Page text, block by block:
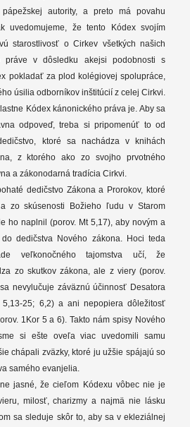
autority, a preto má povahu
uvedomujeme, že tento Kódex svojím
starostlivosť o Cirkev všetkých našich
práve v dôsledku akejsi podobnosti s
pokladať za plod kolégiovej spolupráce,
úsilia odborníkov inštitúcií z celej Cirkvi.
Kódex kánonického práva je. Aby sa
odpoveď, treba si pripomenúť to od
ktoré sa nachádza v knihách
z ktorého ako zo svojho prvotného
a zákonodarná tradícia Cirkvi.
dedičstvo Zákona a Prorokov, ktoré
zo skúsenosti Božieho ľudu v Starom
ho naplnil (porov. Mt 5,17), aby novým a
dedičstva Nového zákona. Hoci teda
veľkonočného tajomstva učí, že
zo skutkov zákona, ale z viery (porov.
nevylučuje záväznú účinnosť Desatora
5,13-25; 6,2) a ani nepopiera dôležitosť
1Kor 5 a 6). Takto nám spisy Nového
si ešte oveľa viac uvedomili samu
chápali zväzky, ktoré ju užšie spájajú so
samého evanjelia.
jasné, že cieľom Kódexu vôbec nie je
milosť, charizmy a najmä nie lásku
sa sleduje skôr to, aby sa v ekleziálnej